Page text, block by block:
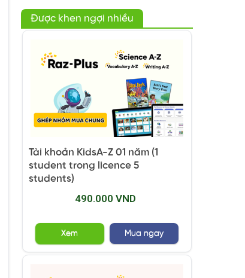
Được khen ngợi nhiều
Tài khoản KidsA-Z 01 năm (1
student trong licence 5
students)
490.000 VND
Xem Mua ngay